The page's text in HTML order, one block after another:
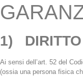
1) DIRITTO
Ai sensi dell’art. 52 del
(ossia una persona fisica